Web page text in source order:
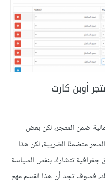
أوبن كارت
ضمن المتجر، لكن بعض
متضمنًا الضريبة، لكن هذا
تتشارك بنفس السياسة
فسوف تجد أن هذا القسم مهم